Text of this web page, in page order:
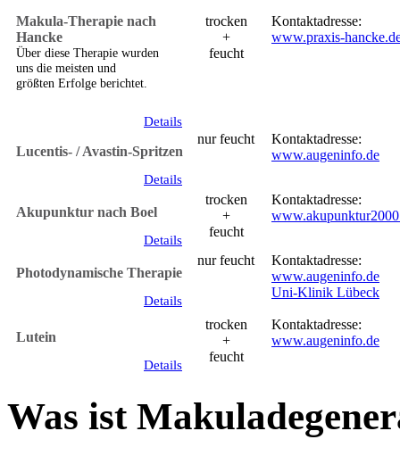
Makula-Therapie nach
Hancke
Über diese Therapie wurden
uns die meisten und
größten Erfolge berichtet.
Details
trocken
+
feucht
Kontaktadresse:
www.praxis-
Lucentis- / Avastin-Spritzen
Details
nur feucht
Kontaktadresse:
www.augeninfo.de
Akupunktur nach Boel
Details
trocken
+
feucht
Kontaktadresse:
Photodynamische Therapie
Details
nur feucht
Kontaktadresse:
www.augeninfo.de
Uni-Klinik Lübeck
Lutein
Details
trocken
+
feucht
Kontaktadresse:
www.augeninfo.de
Was ist